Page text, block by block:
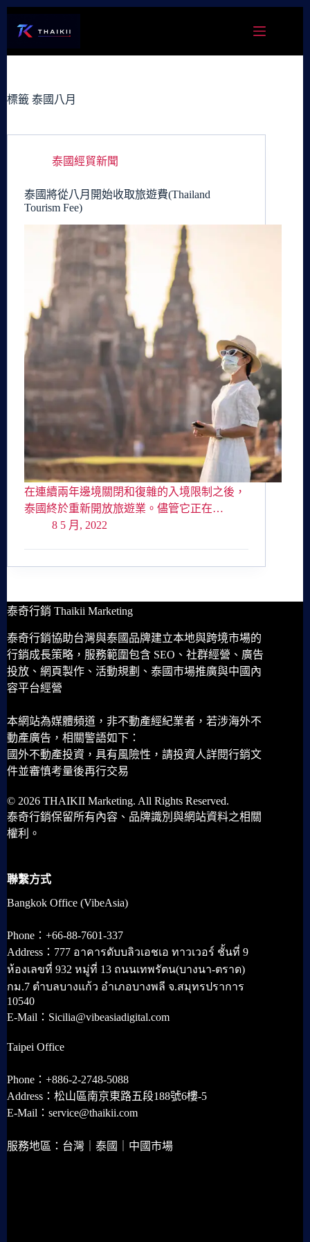
容
標籤 泰國八月
泰國經貿新聞
泰國將從八月開始收取旅遊費(Thailand
Tourism Fee)
在連續兩年邊境關閉和復雜的入境限制之後，
泰國終於重新開放旅遊業。儘管它正在…
8 5 月, 2022
泰奇行銷 Thaikii Marketing
泰奇行銷協助台灣與泰國品牌建立本地與跨境市場的
行銷成長策略，服務範圍包含 SEO、社群經營、廣告
投放、網頁製作、活動規劃、泰國市場推廣與中國內
容平台經營
本網站為媒體頻道，非不動產經紀業者，若涉海外不
動產廣告，相關警語如下：
國外不動產投資，具有風險性，請投資人詳閱行銷文
件並審慎考量後再行交易
© 2026 THAIKII Marketing. All Rights Reserved.
泰奇行銷保留所有內容、品牌識別與網站資料之相關
權利。
聯繫方式
Bangkok Office (VibeAsia)
Phone：+66-88-7601-337
Address：777 อาคารดับบลิวเอชเอ ทาวเวอร์ ชั้นที่ 9
ห้องเลขที่ 932 หมู่ที่ 13 ถนนเทพรัตน(บางนา-ตราด)
กม.7 ตำบลบางแก้ว อำเภอบางพลี จ.สมุทรปราการ
10540
E-Mail：Sicilia@vibeasiadigital.com
Taipei Office
Phone：+886-2-2748-5088
Address：松山區南京東路五段188號6樓-5
E-Mail：service@thaikii.com
服務地區：台灣｜泰國｜中國市場